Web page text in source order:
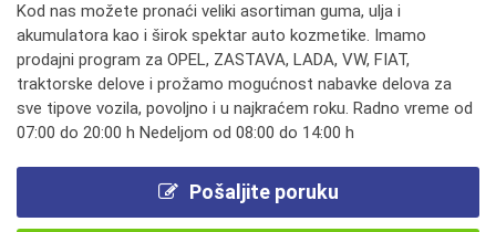
Kod nas možete pronaći veliki asortiman guma, ulja i
akumulatora kao i širok spektar auto kozmetike. Imamo
prodajni program za OPEL, ZASTAVA, LADA, VW, FIAT,
traktorske delove i prožamo mogućnost nabavke delova za
sve tipove vozila, povoljno i u najkraćem roku. Radno vreme od
07:00 do 20:00 h Nedeljom od 08:00 do 14:00 h
Pošaljite poruku